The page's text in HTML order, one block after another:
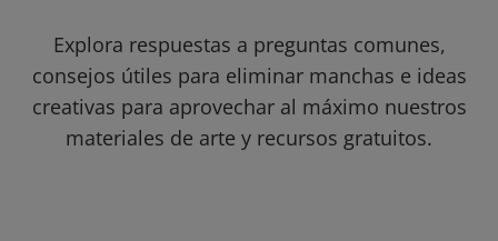
Explora respuestas a preguntas comunes,
consejos útiles para eliminar manchas e ideas
creativas para aprovechar al máximo nuestros
materiales de arte y recursos gratuitos.